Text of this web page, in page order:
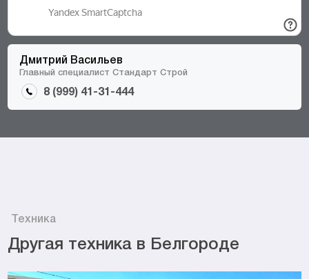
Дмитрий Васильев
Главный специалист Стандарт Строй
8 (999) 41-31-444
Техника
Другая техника в Белгороде